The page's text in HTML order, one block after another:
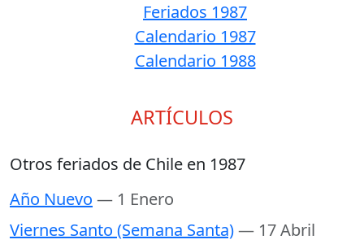
Feriados 1987
Calendario 1987
Calendario 1988
ARTÍCULOS
Otros feriados de Chile en 1987
Año Nuevo — 1 Enero
Viernes Santo (Semana Santa)— 17 Abril